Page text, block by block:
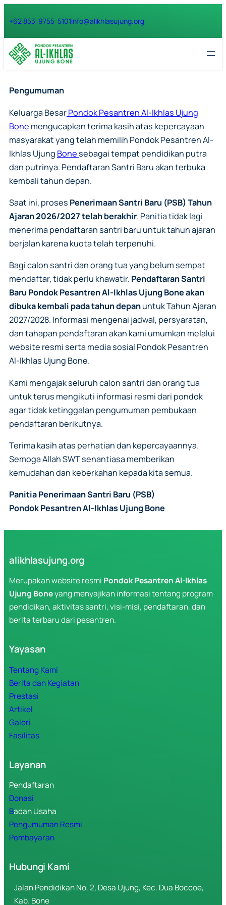
ke
konten
+62 853-9755-5101info@alikhlasujung.org
Pengumuman
Keluarga BesarPondok Pesantren Al-Ikhlas Ujung
Bone mengucapkan terima kasih atas kepercayaan
masyarakat yang telah memilih Pondok Pesantren Al-
Ikhlas Ujung Bone sebagai tempat pendidikan putra
dan putrinya. Pendaftaran Santri Baru akan terbuka
kembali tahun depan.
Saat ini, proses Penerimaan Santri Baru (PSB) Tahun
Ajaran 2026/2027 telah berakhir. Panitia tidak lagi
menerima pendaftaran santri baru untuk tahun ajaran
berjalan karena kuota telah terpenuhi.
Bagi calon santri dan orang tua yang belum sempat
mendaftar, tidak perlu khawatir. Pendaftaran Santri
Baru Pondok Pesantren Al-Ikhlas Ujung Bone akan
dibuka kembali pada tahun depanuntuk Tahun Ajaran
2027/2028. Informasi mengenai jadwal, persyaratan,
dan tahapan pendaftaran akan kami umumkan melalui
website resmi serta media sosial Pondok Pesantren
Al-Ikhlas Ujung Bone.
Kami mengajak seluruh calon santri dan orang tua
untuk terus mengikuti informasi resmi dari pondok
agar tidak ketinggalan pengumuman pembukaan
pendaftaran berikutnya.
Terima kasih atas perhatian dan kepercayaannya.
Semoga Allah SWT senantiasa memberikan
kemudahan dan keberkahan kepada kita semua.
Panitia Penerimaan Santri Baru (PSB)
Pondok Pesantren Al-Ikhlas Ujung Bone
alikhlasujung.org
Merupakan website resmi Pondok Pesantren Al-Ikhlas
Ujung Boneyang menyajikan informasi tentang program
pendidikan, aktivitas santri, visi-misi, pendaftaran, dan
berita terbaru dari pesantren.
Yayasan
Tentang Kami
Berita dan Kegiatan
Prestasi
Artikel
Galeri
Fasilitas
Layanan
Pendaftaran
Donasi
Badan Usaha
Pengumuman Resmi
Pembayaran
Hubungi Kami
Jalan Pendidikan No. 2, Desa Ujung, Kec. Dua Boccoe,
Kab. Bone